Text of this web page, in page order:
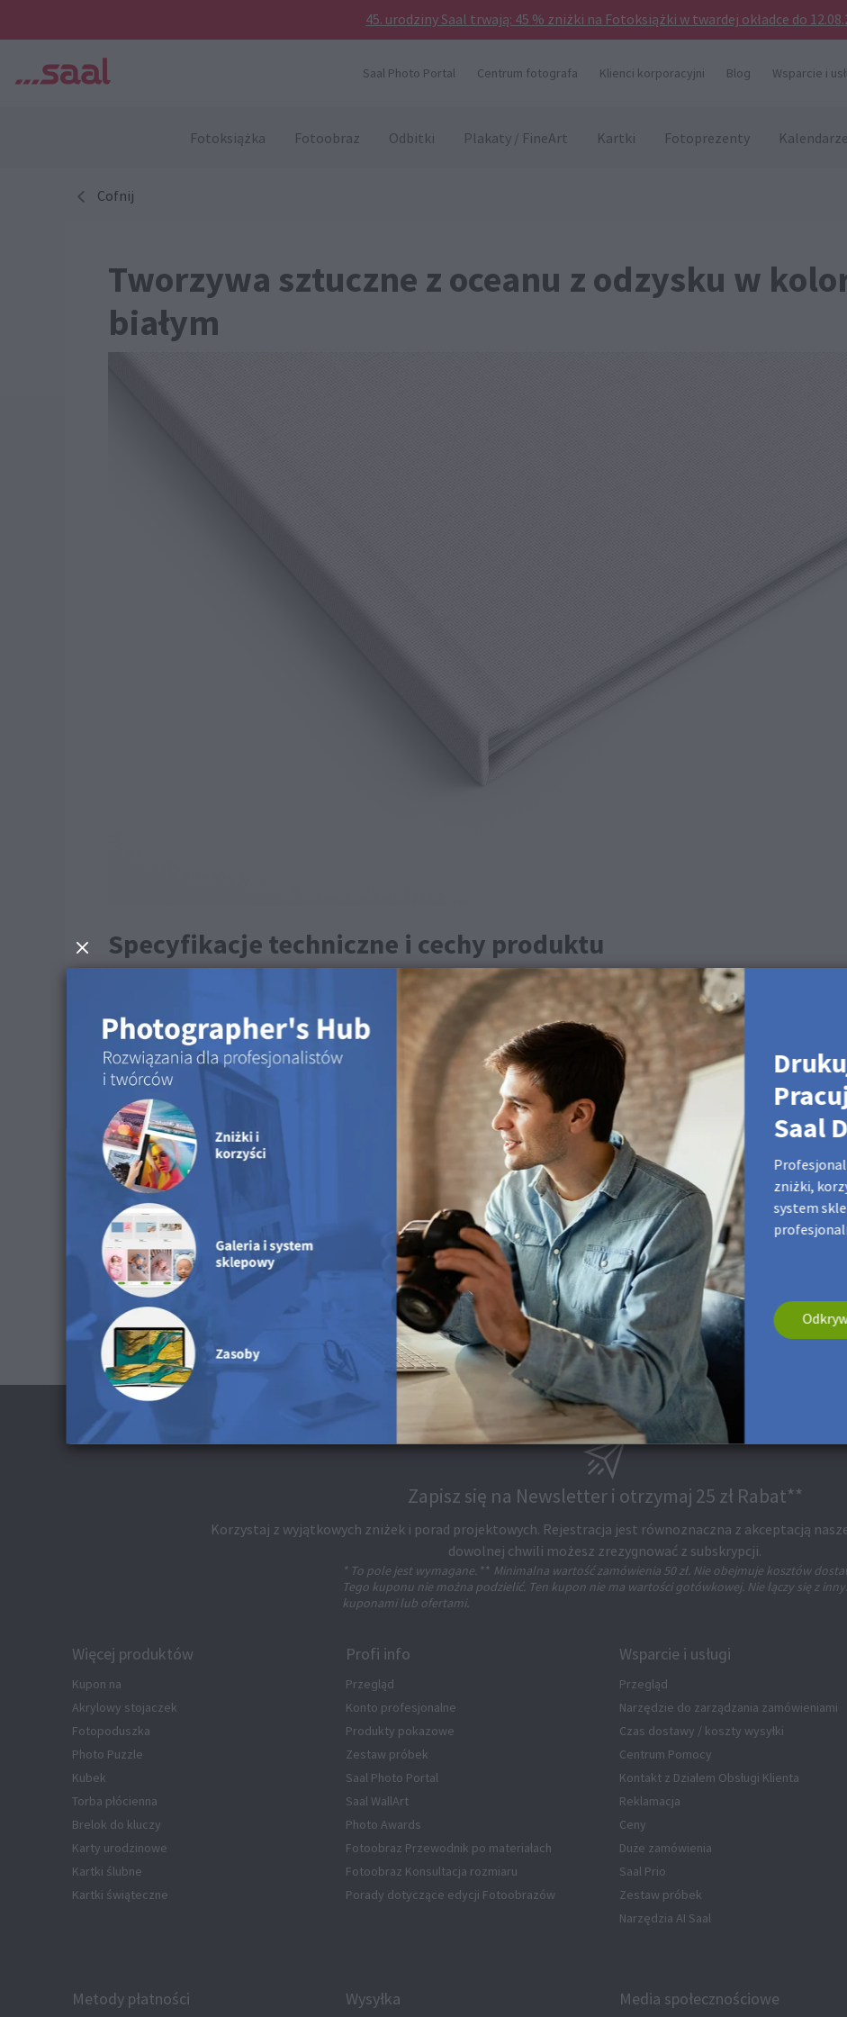
45. urodziny Saal trwają: 45 % zniżki na Fotoksiążki w twardej okładce do
Saal Photo Portal Centrum fotografa Klienci korporacyjni Blog Wsparcie i
Fotoksiążka Fotoobraz Odbitki Plakaty / FineArt Kartki Fotoprezenty Kalendarze
Cofnij
Tworzywa sztuczne z oceanu z odzysku w
białym
Specyfikacje techniczne i cechy produktu
Powierzchnia: Powierzchnia z tkaniny o drobnej strukturze
Materiał: 55% PET z recyklingu oceanicznego (rPET) i 45% z recyklingu odpadów pokonsumenckich (PCW rPET)
Proces produkcji: Druk bezpośredni UV
Kolor czcionki w przykładowym zestawie: R: 60 G: 60 B: 60 #3c3c3c
Wskazówki dotyczące czyszczenia
Do czyszczenia tej powierzchni możesz użyć suchej ściereczki z mikrofibry.
Dostępne w następujących produktach
Ten produkt jest dostępny dla Fotoksiążek.
Saal
zniżki,
system
Zapisz się na Newsletter i otrzymaj 25 zł Rabat**
Korzystaj z wyjątkowych zniżek i porad projektowych. Rejestracja jest równoznaczna z akceptacją
dowolnej chwili możesz zrezygnować z subskrypcji.
* To pole jest wymagane. ** Minimalna wartość zamówienia 50 zł. Nie obejmuje kosztów
Tego kuponu nie można podzielić. Ten kupon nie ma wartości gotówkowej. Nie łączy się z
kuponami lub ofertami.
Więcej produktów
Kupon na
Akrylowy stojaczek
Fotopoduszka
Photo Puzzle
Kubek
Torba płócienna
Brelok do kluczy
Karty urodzinowe
Kartki ślubne
Kartki świąteczne
Profi info
Przegląd
Konto profesjonalne
Produkty pokazowe
Zestaw próbek
Saal Photo Portal
Saal WallArt
Photo Awards
Fotoobraz Przewodnik po materiałach
Fotoobraz Konsultacja rozmiaru
Porady dotyczące edycji Fotoobrazów
Wsparcie i usługi
Przegląd
Narzędzie do zarządzania zamówieniami
Czas dostawy / koszty wysyłki
Centrum Pomocy
Kontakt z Działem Obsługi Klienta
Reklamacja
Ceny
Duże zamówienia
Saal Prio
Zestaw próbek
Narzędzia AI Saal
Metody płatności Wysyłka Media społecznościowe